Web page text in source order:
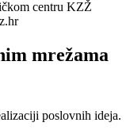
centru KZŽ
mrežama
poslovnih ideja.